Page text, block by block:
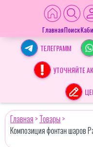
ГлавнаяПоиск
ТЕЛЕГРАММ
УТОЧНЯЙТЕ
Главная >Товары >
Композиция фонтан шаров